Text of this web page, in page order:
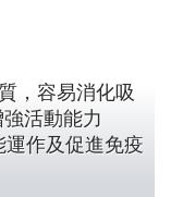
，容易消化吸
活動能力
作及促進免疫